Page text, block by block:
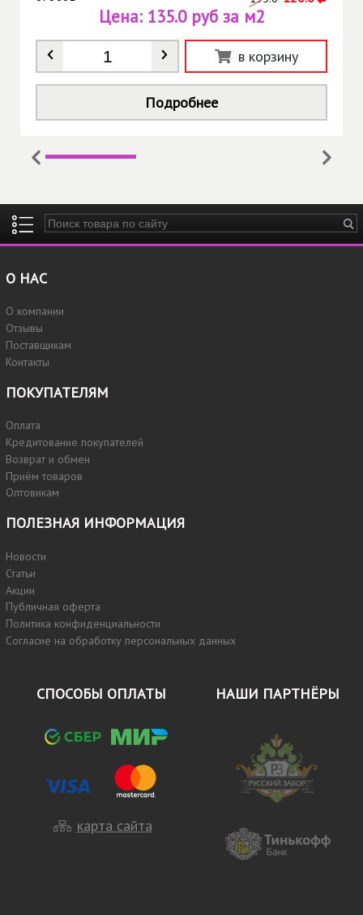
Количество *
Цена: 135.0 руб за м2
в корзину
Подробнее
Введите ключевые слова для поиска
О НАС
О компании
Отзывы
Поставщикам
Контакты
ПОКУПАТЕЛЯМ
Оплата
Кредитование покупателей
Возврат и обмен
Приём товаров
Оптовикам
ПОЛЕЗНАЯ ИНФОРМАЦИЯ
Новости
Статьи
Акции
Публичная оферта
Политика конфиденциальности
Согласие на обработку персональных данных
СПОСОБЫ ОПЛАТЫ
карта сайта
НАШИ ПАРТНЁРЫ